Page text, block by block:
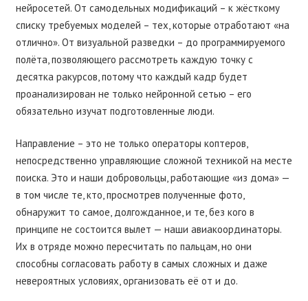
нейросетей. От самодельных модификаций – к жёсткому
списку требуемых моделей – тех, которые отработают «на
отлично». От визуальной разведки – до программируемого
полёта, позволяющего рассмотреть каждую точку с
десятка ракурсов, потому что каждый кадр будет
проанализирован не только нейронной сетью – его
обязательно изучат подготовленные люди.
Направление – это не только операторы коптеров,
непосредственно управляющие сложной техникой на месте
поиска. Это и наши добровольцы, работающие «из дома» —
в том числе те, кто, просмотрев полученные фото,
обнаружит то самое, долгожданное, и те, без кого в
принципе не состоится вылет — наши авиакоординаторы.
Их в отряде можно пересчитать по пальцам, но они
способны согласовать работу в самых сложных и даже
невероятных условиях, организовать её от и до.